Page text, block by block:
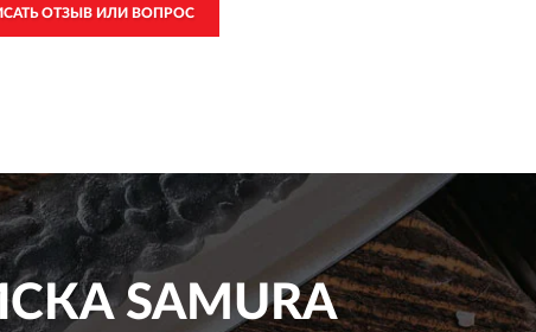
ОТЗЫВ ИЛИ ВОПРОС
SAMURA